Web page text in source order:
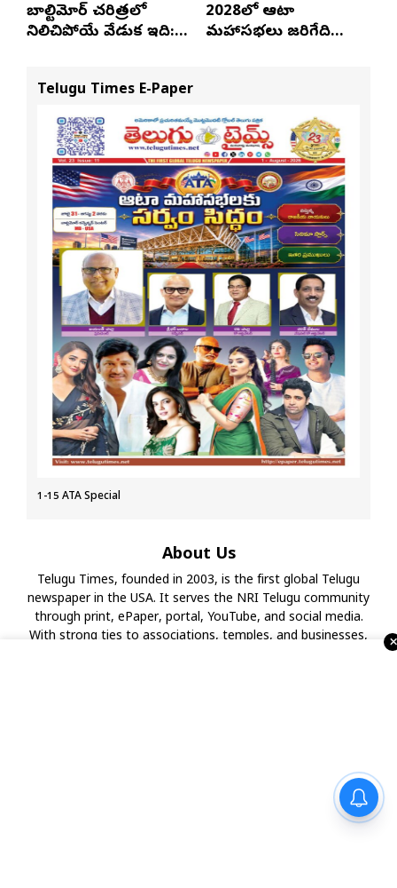
బాల్టిమోర్ చరిత్రలో
నిలిచిపోయే వేడుక ఇది:
2028లో ఆటా
మహాసభలు జరిగేది
Telugu Times E-Paper
1-15 ATA Special
About Us
Telugu Times, founded in 2003, is the first global Telugu
newspaper in the USA. It serves the NRI Telugu community
through print, ePaper, portal, YouTube, and social media.
With strong ties to associations, temples, and businesses,